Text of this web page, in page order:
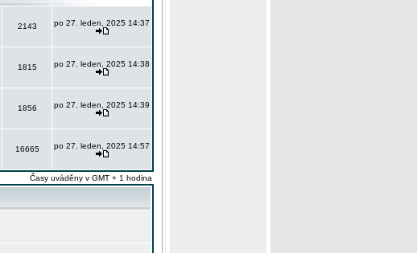
2143 po 27. leden, 2025 14:37
1815 po 27. leden, 2025 14:38
1856 po 27. leden, 2025 14:39
16665 po 27. leden, 2025 14:57
Časy uváděny v GMT + 1 hodina